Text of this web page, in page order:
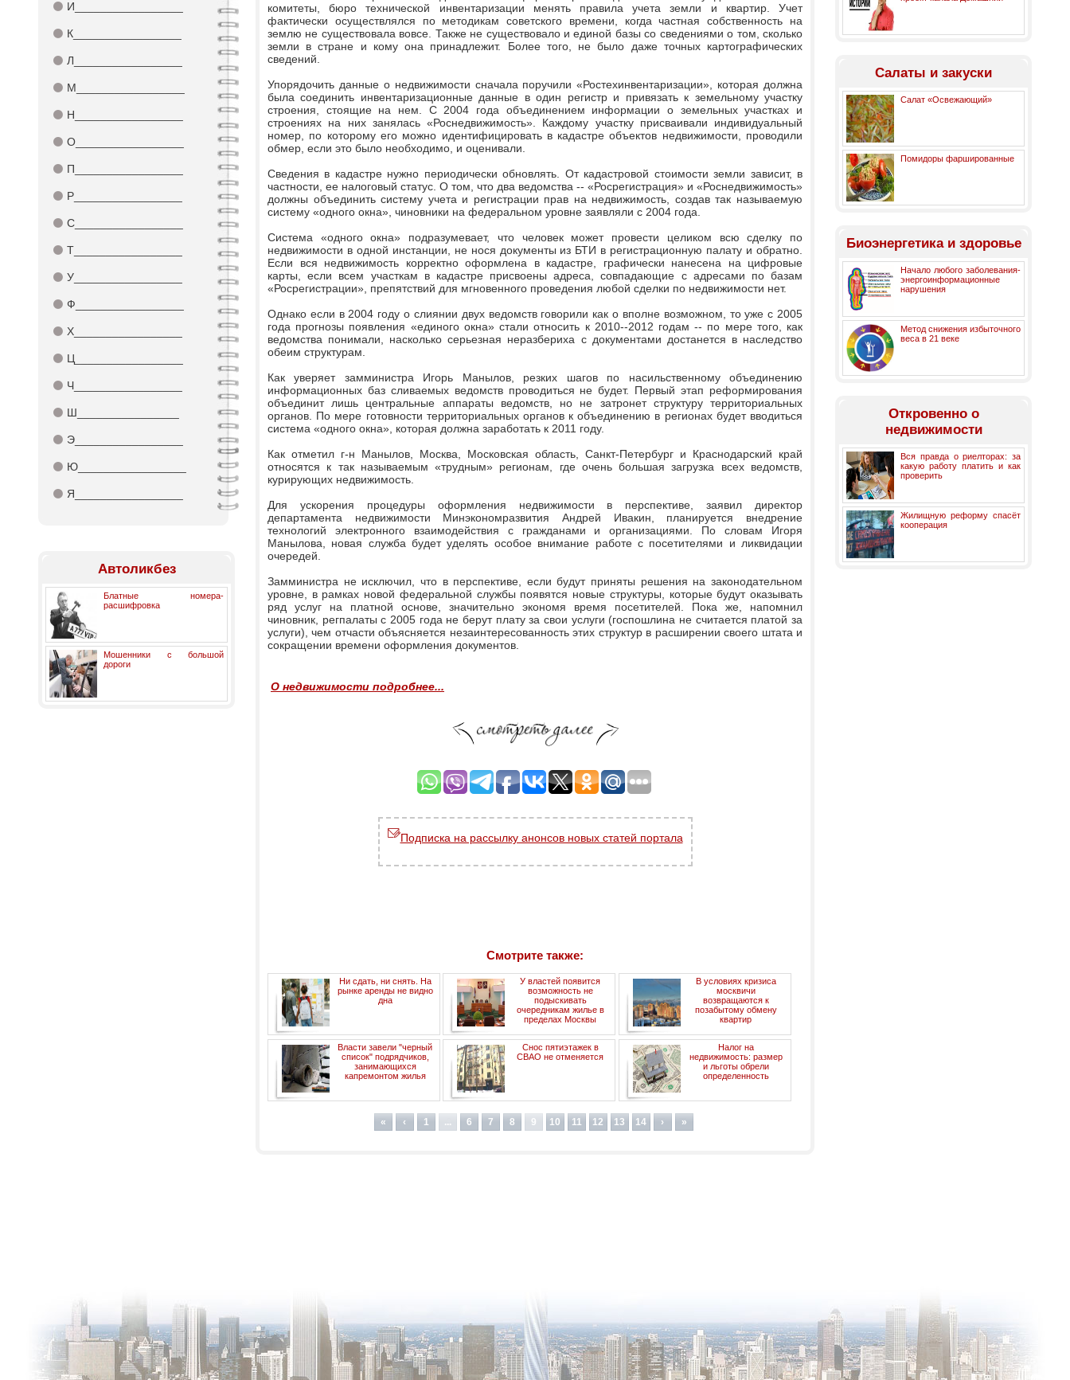
⚫ И_________________
⚫ К_________________
⚫ Л_________________
⚫ М_________________
⚫ Н_________________
⚫ О_________________
⚫ П_________________
⚫ Р_________________
⚫ С_________________
⚫ Т_________________
⚫ У_________________
⚫ Ф_________________
⚫ Х_________________
⚫ Ц_________________
⚫ Ч_________________
⚫ Ш________________
⚫ Э_________________
⚫ Ю_________________
⚫ Я_________________
Автоликбез
Блатные номера-
расшифровка
Мошенники с большой
дороги
комитеты, бюро технической инвентаризации менять правила учета земли и квартир. Учет
фактически осуществлялся по методикам советского времени, когда частная собственность на
землю не существовала вовсе. Также не существовало и единой базы со сведениями о том, сколько
земли в стране и кому она принадлежит. Более того, не было даже точных картографических
сведений.
Упорядочить данные о недвижимости сначала поручили «Ростехинвентаризации», которая должна
была соединить инвентаризационные данные в один регистр и привязать к земельному участку
строения, стоящие на нем. С 2004 года объединением информации о земельных участках и
строениях на них занялась «Роснедвижимость». Каждому участку присваивали индивидуальный
номер, по которому его можно идентифицировать в кадастре объектов недвижимости, проводили
обмер, если это было необходимо, и оценивали.
Сведения в кадастре нужно периодически обновлять. От кадастровой стоимости земли зависит, в
частности, ее налоговый статус. О том, что два ведомства -- «Росрегистрация» и «Роснедвижимость»
должны объединить систему учета и регистрации прав на недвижимость, создав так называемую
систему «одного окна», чиновники на федеральном уровне заявляли с 2004 года.
Система «одного окна» подразумевает, что человек может провести целиком всю сделку по
недвижимости в одной инстанции, не нося документы из БТИ в регистрационную палату и обратно.
Если вся недвижимость корректно оформлена в кадастре, графически нанесена на цифровые
карты, если всем участкам в кадастре присвоены адреса, совпадающие с адресами по базам
«Росрегистрации», препятствий для мгновенного проведения любой сделки по недвижимости нет.
Однако если в 2004 году о слиянии двух ведомств говорили как о вполне возможном, то уже с 2005
года прогнозы появления «единого окна» стали относить к 2010--2012 годам -- по мере того, как
ведомства понимали, насколько серьезная неразбериха с документами достанется в наследство
обеим структурам.
Как уверяет замминистра Игорь Манылов, резких шагов по насильственному объединению
информационных баз сливаемых ведомств проводиться не будет. Первый этап реформирования
объединит лишь центральные аппараты ведомств, но не затронет структуру территориальных
органов. По мере готовности территориальных органов к объединению в регионах будет вводиться
система «одного окна», которая должна заработать к 2011 году.
Как отметил г-н Манылов, Москва, Московская область, Санкт-Петербург и Краснодарский край
относятся к так называемым «трудным» регионам, где очень большая загрузка всех ведомств,
курирующих недвижимость.
Для ускорения процедуры оформления недвижимости в перспективе, заявил директор
департамента недвижимости Минэкономразвития Андрей Ивакин, планируется внедрение
технологий электронного взаимодействия с гражданами и организациями. По словам Игоря
Манылова, новая служба будет уделять особое внимание работе с посетителями и ликвидации
очередей.
Замминистра не исключил, что в перспективе, если будут приняты решения на законодательном
уровне, в рамках новой федеральной службы появятся новые структуры, которые будут оказывать
ряд услуг на платной основе, значительно экономя время посетителей. Пока же, напомнил
чиновник, регпалаты с 2005 года не берут плату за свои услуги (госпошлина не считается платой за
услуги), чем отчасти объясняется незаинтересованность этих структур в расширении своего штата и
сокращении времени оформления документов.
О недвижимости подробнее...
Подписка на рассылку анонсов новых статей портала
Смотрите также:
Ни сдать, ни снять. На
рынке аренды не видно
дна
У властей появится
возможность не
подыскивать
очередникам жилье в
пределах Москвы
В условиях кризиса
москвичи
возвращаются к
позабытому обмену
квартир
Власти завели "черный
список" подрядчиков,
занимающихся
капремонтом жилья
Снос пятиэтажек в
СВАО не отменяется
Налог на
недвижимость: размер
и льготы обрели
определенность
« ‹ 1 ... 6 7 8 9 10 11 12 13 14 › »
Салаты и закуски
Салат «Освежающий»
Помидоры фаршированные
Биоэнергетика и здоровье
Начало любого заболевания-
энергоинформационные
нарушения
Метод снижения избыточного
веса в 21 веке
Откровенно о
недвижимости
Вся правда о риелторах: за
какую работу платить и как
проверить
Жилищную реформу спасёт
кооперация